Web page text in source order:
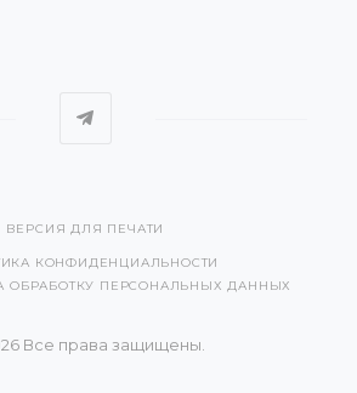
ВЕРСИЯ ДЛЯ ПЕЧАТИ
КОНФИДЕНЦИАЛЬНОСТИ
ОБРАБОТКУ ПЕРСОНАЛЬНЫХ ДАННЫХ
Все права защищены.